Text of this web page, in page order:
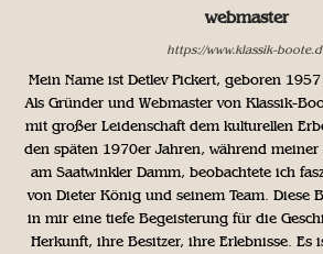
webmaster
https://www.klassik-
Mein Name ist Detlev Pickert, geboren
Als Gründer und Webmaster von Klassik-
mit großer Leidenschaft dem kulturellen
den späten 1970er Jahren, während
am Saatwinkler Damm, beobachtete ich
von Dieter König und seinem Team. Diese
in mir eine tiefe Begeisterung für die
Herkunft, ihre Besitzer, ihre Erlebnisse. Es